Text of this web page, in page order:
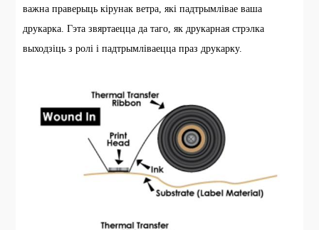
важна праверыць кірунак ветра, які падтрымлівае ваша
друкарка. Гэта звяртаецца да таго, як друкарная стрэлка
выходзіць з ролі і падтрымліваецца праз друкарку.